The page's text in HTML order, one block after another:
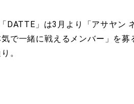
DATTE」は3月より「アサヤン
で一緒に戦えるメンバー」を募
。